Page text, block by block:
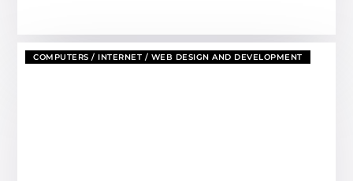
COMPUTERS / INTERNET / WEB DESIGN AND DEVELOPMENT